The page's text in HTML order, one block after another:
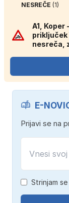
NESREČE(1)
A1,
priključek
nesreča,
E-
Prijavi se na
Strinjam se